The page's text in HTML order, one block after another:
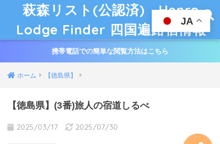
萩森リスト(公認済) Henro
Lodge Finder 四国遍路宿情報
携帯電話での簡単な閲覧方法はこちら
ホーム 【徳島県】
【徳島県】(3番)旅人の宿道しるべ
2025/03/17 2025/07/30
JA